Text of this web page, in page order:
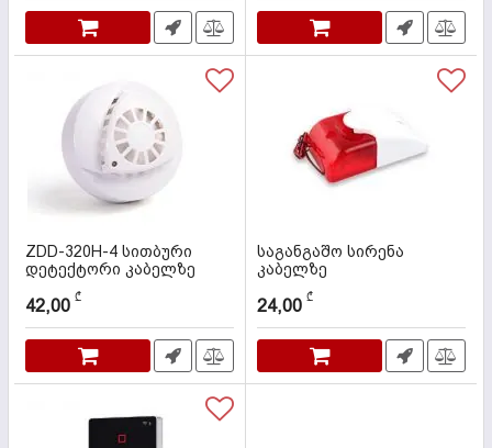
ZDD-320H-4 სითბური
დეტექტორი კაბელზე
000056
42,00 ₾
საგანგაშო სირენა
კაბელზე
000505
24,00 ₾